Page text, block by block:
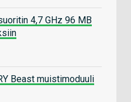
4,7 GHz 96 MB
Beast muistimoduuli